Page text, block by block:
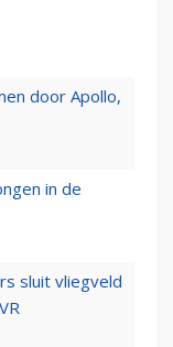
door Apollo,
in de
sluit vliegveld